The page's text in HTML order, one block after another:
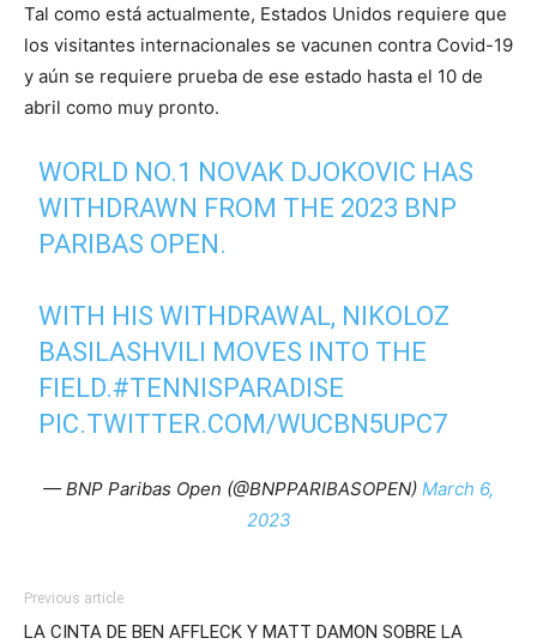
Tal como está actualmente, Estados Unidos requiere que
los visitantes internacionales se vacunen contra Covid-19
y aún se requiere prueba de ese estado hasta el 10 de
abril como muy pronto.
WORLD NO.1 NOVAK DJOKOVIC HAS
WITHDRAWN FROM THE 2023 BNP
PARIBAS OPEN.
WITH HIS WITHDRAWAL, NIKOLOZ
BASILASHVILI MOVES INTO THE
FIELD.#TENNISPARADISE
PIC.TWITTER.COM/WUCBN5UPC7
— BNP Paribas Open (@BNPPARIBASOPEN) March 6,
2023
Previous article
LA CINTA DE BEN AFFLECK Y MATT DAMON SOBRE LA